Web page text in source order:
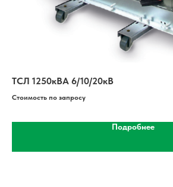
ТСЛ 1250кВА 6/10/20кВ
Стоимость по запросу
Подробнее